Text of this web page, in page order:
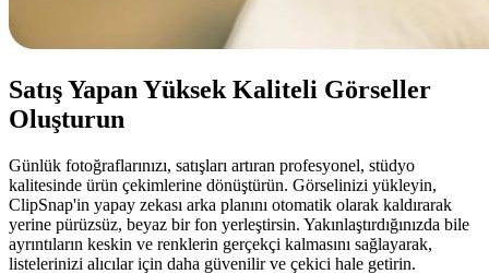
Satış Yapan Yüksek Kaliteli Görseller
Oluşturun
Günlük fotoğraflarınızı, satışları artıran profesyonel, stüdyo
kalitesinde ürün çekimlerine dönüştürün. Görselinizi yükleyin,
ClipSnap'in yapay zekası arka planını otomatik olarak kaldırarak
yerine pürüzsüz, beyaz bir fon yerleştirsin. Yakınlaştırdığınızda bile
ayrıntıların keskin ve renklerin gerçekçi kalmasını sağlayarak,
listelerinizi alıcılar için daha güvenilir ve çekici hale getirin.